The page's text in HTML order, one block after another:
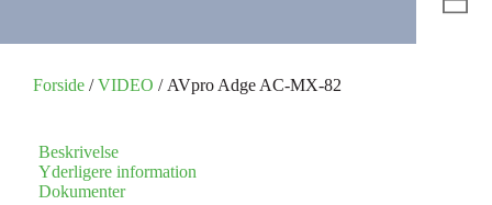
Forside /VIDEO / AVpro Adge AC-MX-82
Beskrivelse
Yderligere information
Dokumenter